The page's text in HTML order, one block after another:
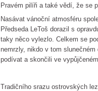
Pravém pilíři a také vědí, že se
Nasávat vánoční atmosféru
Předseda LeToš dorazil s
taky něco vylezlo. Celkem se
nemrzly, nikdo v tom
podívat a skončili ve
Tradičního srazu ostrovských